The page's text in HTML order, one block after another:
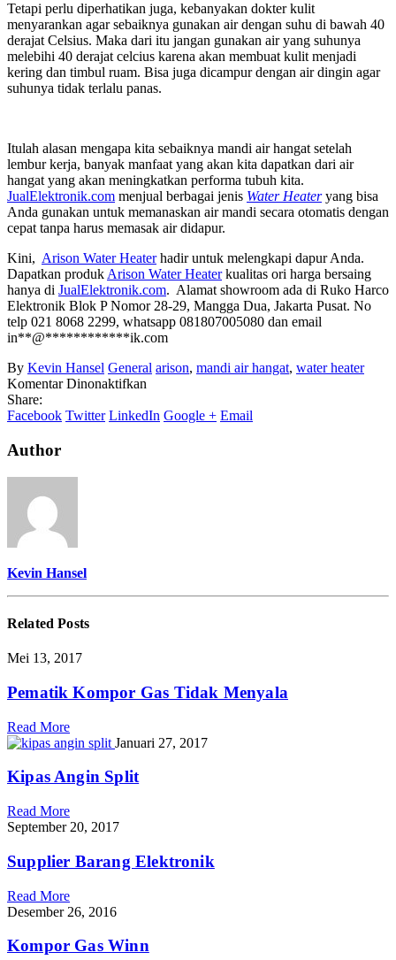
Tetapi perlu diperhatikan juga, kebanyakan dokter kulit
menyarankan agar sebaiknya gunakan air dengan suhu di bawah 40
derajat Celsius. Maka dari itu jangan gunakan air yang suhunya
melebihi 40 derajat celcius karena akan membuat kulit menjadi
kering dan timbul ruam. Bisa juga dicampur dengan air dingin agar
suhunya tidak terlalu panas.
Itulah alasan mengapa kita sebaiknya mandi air hangat setelah
lembur kerja, banyak manfaat yang akan kita dapatkan dari air
hangat yang akan meningkatkan performa tubuh kita.
JualElektronik.com menjual berbagai jenis Water Heater yang bisa
Anda gunakan untuk memanaskan air mandi secara otomatis dengan
cepat tanpa harus memasak air didapur.
Kini, Arison Water Heaterhadir untuk melengkapi dapur Anda.
Dapatkan produk Arison Water Heaterkualitas ori harga bersaing
hanya di JualElektronik.com. Alamat showroom ada di Ruko Harco
Elektronik Blok P Nomor 28-29, Mangga Dua, Jakarta Pusat. No
telp 021 8068 2299, whatsapp 081807005080 dan email
in**@************ik.com
By Kevin Hansel General arison, mandi air hangat, water heater
Komentar Dinonaktifkan
Sebaiknya
Share:
Facebook Twitter LinkedIn Google + Email
Author
Kevin Hansel
RelatedPosts
Mei 13, 2017
Pematik Kompor Gas Tidak Menyala
Read More
Januari 27, 2017
Kipas Angin Split
Read More
September 20, 2017
Supplier Barang Elektronik
Read More
Desember 26, 2016
Kompor Gas Winn